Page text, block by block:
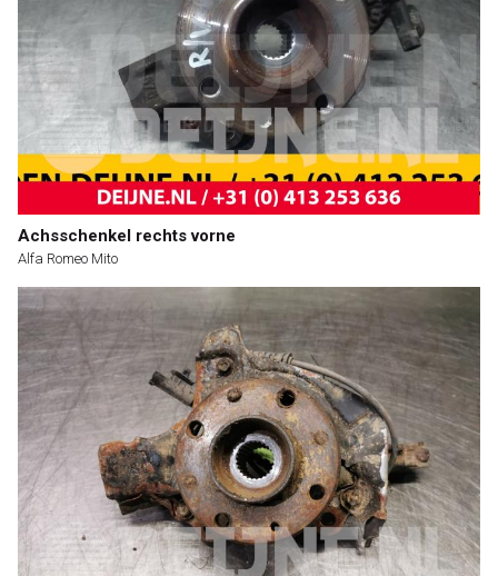
Achsschenkel rechts vorne
Alfa Romeo Mito